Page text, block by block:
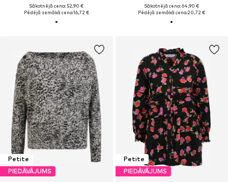
Sākotnējā cena: 52,90 €
Pēdējā zemākā cena:16,72 €
Sākotnējā cena: 64,90 €
Pēdējā zemākā cena:20,72 €
Petite
PIEDĀVĀJUMS
Petite
PIEDĀVĀJUMS